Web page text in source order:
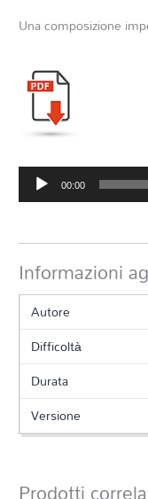
Una composizione
Audio
Player
00:00
Informazioni
Autore
Difficoltà
Durata
Versione